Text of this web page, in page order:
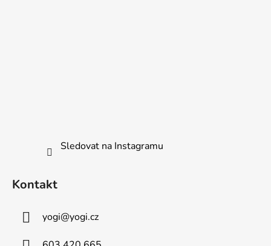
Sledovat na Instagramu
Kontakt
yogi@yogi.cz